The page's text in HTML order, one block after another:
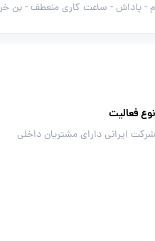
- پاداش - ساعت کاری منعطف - بن
نوع فعالیت
شرکت ایرانی دارای مشتریان داخلی